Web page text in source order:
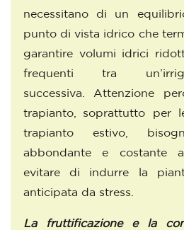
necessitano di un
punto di vista idrico che
garantire volumi idrici
frequenti tra
successiva. Attenzione
trapianto, soprattutto per
trapianto estivo,
abbondante e costante
evitare di indurre la
anticipata da stress.
La fruttificazione e la